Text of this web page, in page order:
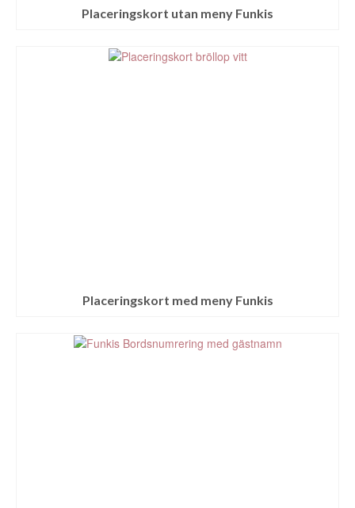
Placeringskort utan meny Funkis
Placeringskort med meny Funkis